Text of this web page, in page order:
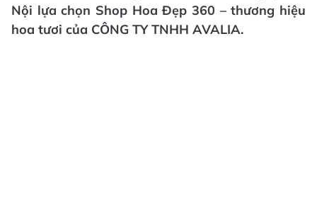
Nội lựa chọn Shop Hoa Đẹp 360 – thương hiệu
hoa tươi của CÔNG TY TNHH AVALIA.